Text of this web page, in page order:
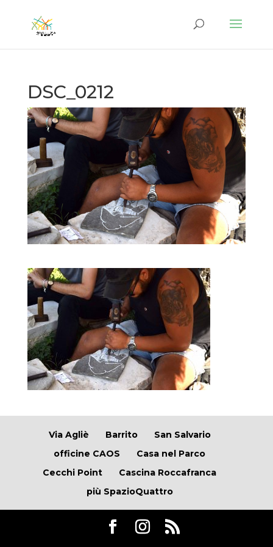
DSC_0212
Via Agliè Barrito
San Salvario
officine CAOS
Casa nel Parco
Cecchi Point
Cascina Roccafranca
più SpazioQuattro